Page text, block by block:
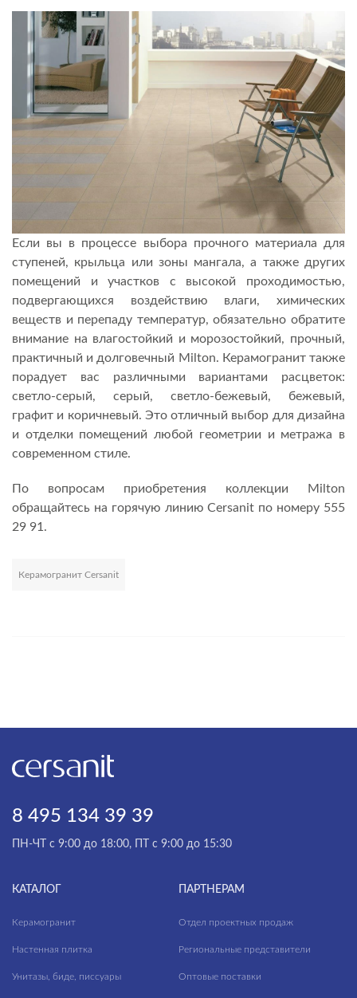
Если вы в процессе выбора прочного материала для
ступеней, крыльца или зоны мангала, а также других
помещений и участков с высокой проходимостью,
подвергающихся воздействию влаги, химических
веществ и перепаду температур, обязательно обратите
внимание на влагостойкий и морозостойкий, прочный,
практичный и долговечный Milton. Керамогранит также
порадует вас различными вариантами расцветок:
светло-серый, серый, светло-бежевый, бежевый,
графит и коричневый. Это отличный выбор для дизайна
и отделки помещений любой геометрии и метража в
современном стиле.
По вопросам приобретения коллекции Milton
обращайтесь на горячую линию Cersanit по номеру 555
29 91.
Керамогранит Cersanit
8 495 134 39 39
ПН-ЧТ с 9:00 до 18:00, ПТ с 9:00 до 15:30
КАТАЛОГ
Керамогранит
Настенная плитка
Унитазы, биде, писсуары
ПАРТНЕРАМ
Отдел проектных продаж
Региональные представители
Оптовые поставки